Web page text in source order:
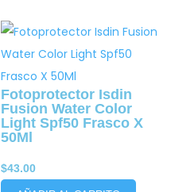
Fotoprotector Isdin
Fusion Water Color
Light Spf50 Frasco X
50Ml
$43.00